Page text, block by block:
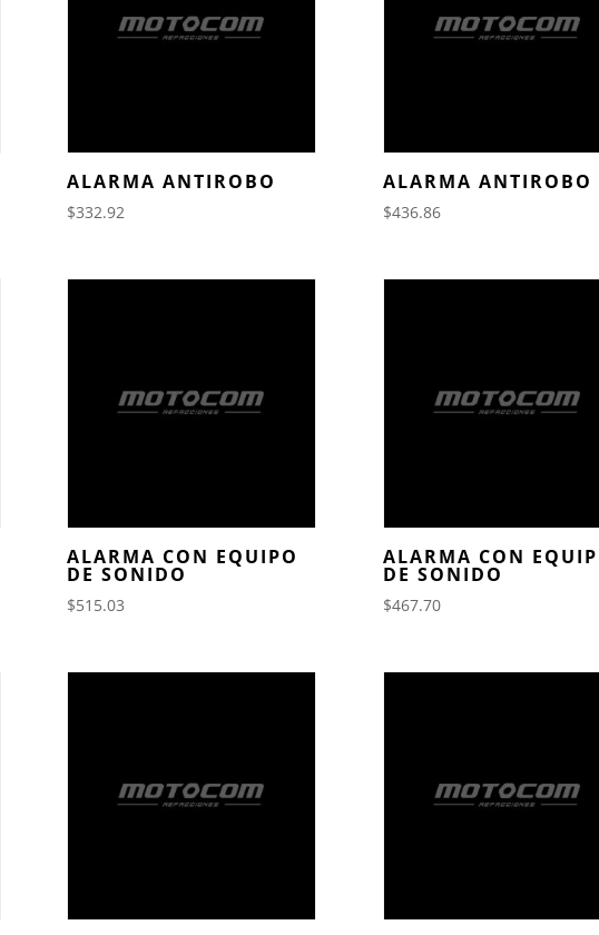
ALARMA ANTIROBO
$332.92
ALARMA ANTIROBO
$436.86
ALARMA CON EQUIPO
DE SONIDO
$515.03
ALARMA CON
DE SONIDO
$467.70